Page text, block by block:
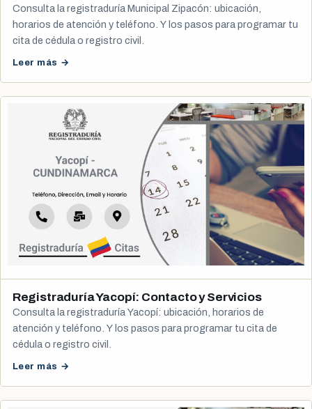
Consulta la registraduría Municipal Zipacón: ubicación,
horarios de atención y teléfono. Y los pasos para programar tu
cita de cédula o registro civil.
Leer más →
Registraduría Yacopí: Contacto y Servicios
Consulta la registraduría Yacopí: ubicación, horarios de
atención y teléfono. Y los pasos para programar tu cita de
cédula o registro civil.
Leer más →